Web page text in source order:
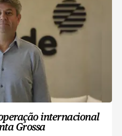
internacional
Grossa